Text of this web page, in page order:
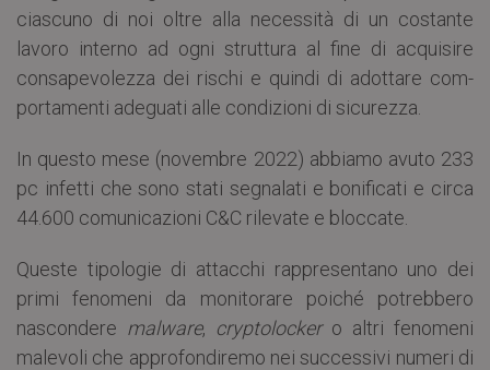
ciascuno di noi oltre alla necessità di un costante
lavoro interno ad ogni struttura al fine di acquisire
consapevolezza dei rischi e quindi di adottare com-
portamenti adeguati alle condizioni di sicurezza.
In questo mese (novembre 2022) abbiamo avuto 233
pc infetti che sono stati segnalati e bonificati e circa
44.600 comunicazioni C&C rilevate e bloccate.
Queste tipologie di attacchi rappresentano uno dei
primi fenomeni da monitorare poiché potrebbero
nascondere malware, cryptolockero altri fenomeni
malevoli che approfondiremo nei successivi numeri di